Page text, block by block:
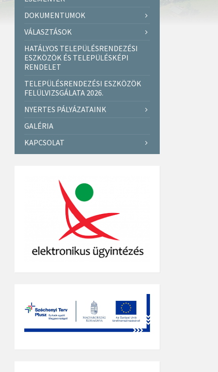
DOKUMENTUMOK
VÁLASZTÁSOK
HATÁLYOS TELEPÜLÉSRENDEZÉSI
ESZKÖZÖK ÉS TELEPÜLÉSKÉPI
RENDELET
TELEPÜLÉSRENDEZÉSI ESZKÖZÖK
FELÜLVIZSGÁLATA 2026.
NYERTES PÁLYÁZATAINK
GALÉRIA
KAPCSOLAT